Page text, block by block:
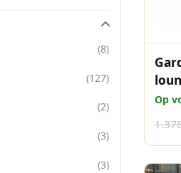
(8)
(127)
(2)
(3)
(3)
Op